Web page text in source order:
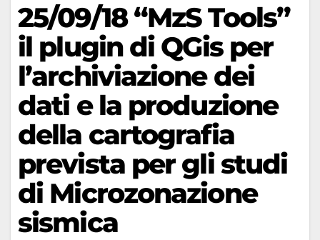
25/09/18 “MzS Tools”
il plugin di QGis per
l’archiviazione dei
dati e la produzione
della cartografia
prevista per gli studi
di Microzonazione
sismica